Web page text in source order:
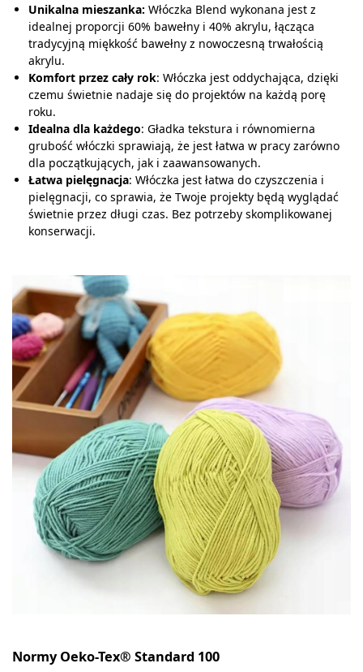
Unikalna mieszanka: Włóczka Blend wykonana jest z
idealnej proporcji 60% bawełny i 40% akrylu, łącząca
tradycyjną miękkość bawełny z nowoczesną trwałością
akrylu.
Komfort przez cały rok: Włóczka jest oddychająca, dzięki
czemu świetnie nadaje się do projektów na każdą porę
roku.
Idealna dla każdego: Gładka tekstura i równomierna
grubość włóczki sprawiają, że jest łatwa w pracy zarówno
dla początkujących, jak i zaawansowanych.
Łatwa pielęgnacja: Włóczka jest łatwa do czyszczenia i
pielęgnacji, co sprawia, że Twoje projekty będą wyglądać
świetnie przez długi czas. Bez potrzeby skomplikowanej
konserwacji.
Normy Oeko-Tex® Standard 100